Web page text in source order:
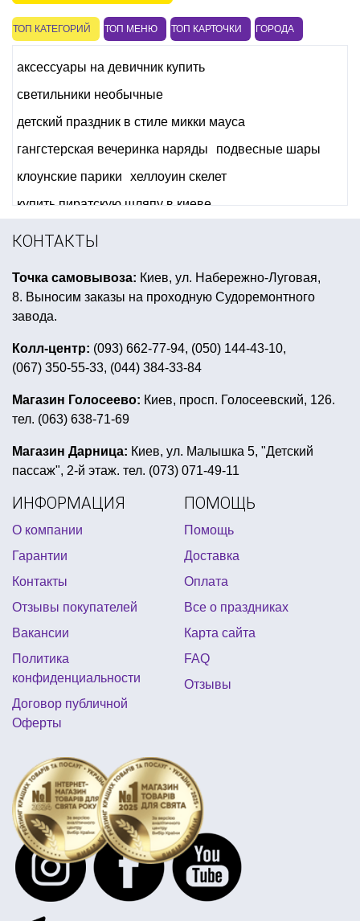
ТОП КАТЕГОРИЙ ТОП МЕНЮ ТОП КАРТОЧКИ ГОРОДА
аксессуары на девичник купить
светильники необычные
детский праздник в стиле микки мауса
гангстерская вечеринка наряды
подвесные шары
клоунские парики
хеллоуин скелет
купить пиратскую шляпу в киеве
праздничные скатерти на стол купить
шарики для вечеринки
трафареты для рисования на окнах новый год
др в стиле леди баг
хлопушки для детей
детский день рождения пираты
оформление пиратской вечеринки
детская морская вечеринка
гирлянда с 8 марта
купить неоновый браслет
магазин декора для свадьбы
день рождение в стиле китти
свечи торт
гавайские юбки
валентинки украина
купить бумажные стаканчики для праздника украина
декор для коктейлей
картина на хэллоуин
топперы для кексов
тарелки с новогодним рисунком купить
КОНТАКТЫ
Точка самовывоза: Киев, ул. Набережно-Луговая,
8. Выносим заказы на проходную Судоремонтного
завода.
Колл-центр: (093) 662-77-94, (050) 144-43-10,
(067) 350-55-33, (044) 384-33-84
Магазин Голосеево: Киев, просп. Голосеевский, 126.
тел. (063) 638-71-69
Магазин Дарница: Киев, ул. Малышка 5, "Детский
пассаж", 2-й этаж. тел. (073) 071-49-11
ИНФОРМАЦИЯ
О компании
Гарантии
Контакты
Отзывы покупателей
Вакансии
Политика
конфиденциальности
Договор публичной
Оферты
ПОМОЩЬ
Помощь
Доставка
Оплата
Все о праздниках
Карта сайта
FAQ
Отзывы